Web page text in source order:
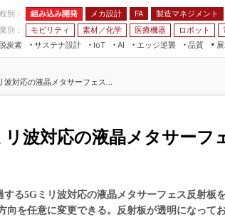
別： 組み込み開発 メカ設計 FA 製造マネジメント
別：
モビリティ 素材／化学 医療機器 ロボット
脱炭素
サステナ設計
IoT
AI
保全
エッジ逆襲 品質
JIMTOF
IIFES
TECHNO-FRONTIER
つながるクルマ
VR／AR
フィールドサービス
組み込み画像技術
組み込みモデリング
モビリティ
対応の液晶メタサーフェス...
波対応の液晶メタサーフ
る5Gミリ波対応の液晶メタサーフェス反射板を
向を任意に変更できる。反射板が透明になって